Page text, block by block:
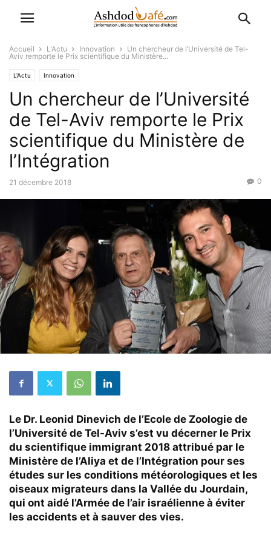
Accueil L'Actu Innovation
Un chercheur de l’Université de Tel-
Aviv remporte le Prix scientifique du Ministère...
L'Actu Innovation
Un chercheur de l’Université
de Tel-Aviv remporte le Prix
scientifique du Ministère de
l’Intégration
21 décembre 2018 0
Le Dr. Leonid Dinevich de l’Ecole de Zoologie de
l’Université de Tel-Aviv s’est vu décerner le Prix
du scientifique immigrant 2018 attribué par le
Ministère de l’Aliya et de l’Intégration pour ses
études sur les conditions météorologiques et les
oiseaux migrateurs dans la Vallée du Jourdain,
qui ont aidé l’Armée de l’air israélienne à éviter
les accidents et à sauver des vies.